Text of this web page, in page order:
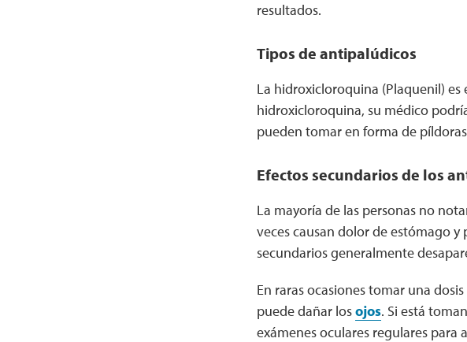
resultados.
Tipos de antipalúdicos
La hidroxicloroquina (Plaquenil)
hidroxicloroquina, su médico
pueden tomar en forma de
Efectos secundarios de los
La mayoría de las personas no
veces causan dolor de estómago y
secundarios generalmente
En raras ocasiones tomar una
puede dañar losojos. Si está
exámenes oculares regulares para